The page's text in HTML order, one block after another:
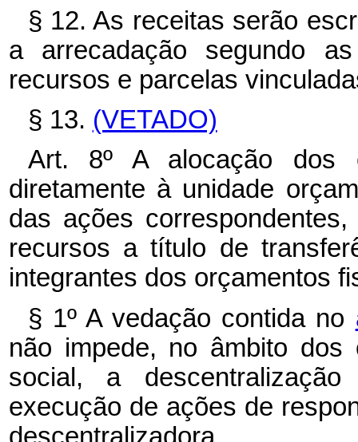
§ 12. As receitas serão
a arrecadação segundo
recursos e parcelas
§ 13. (VETADO)
Art. 8º A alocação dos
diretamente à unidade
das ações
recursos a título de
integrantes dos orçamentos
§ 1º A vedação contida no
não impede, no âmbito
social, a
execução de ações de
descentralizadora.